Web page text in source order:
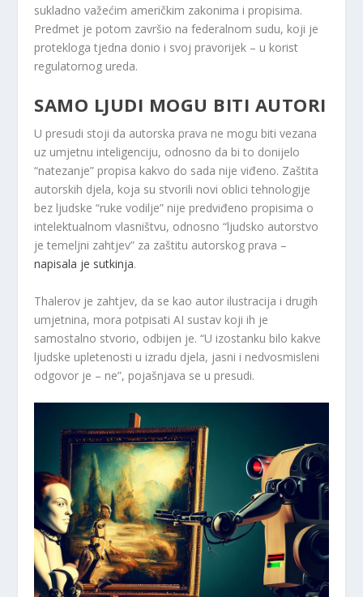
sukladno važećim američkim zakonima i propisima.
Predmet je potom završio na federalnom sudu, koji je
protekloga tjedna donio i svoj pravorijek – u korist
regulatornog ureda.
SAMO LJUDI MOGU BITI AUTORI
U presudi stoji da autorska prava ne mogu biti vezana
uz umjetnu inteligenciju, odnosno da bi to donijelo
“natezanje” propisa kakvo do sada nije viđeno. Zaštita
autorskih djela, koja su stvorili novi oblici tehnologije
bez ljudske “ruke vodilje” nije predviđeno propisima o
intelektualnom vlasništvu, odnosno “ljudsko autorstvo
je temeljni zahtjev” za zaštitu autorskog prava –
napisala je sutkinja.
Thalerov je zahtjev, da se kao autor ilustracija i drugih
umjetnina, mora potpisati AI sustav koji ih je
samostalno stvorio, odbijen je. “U izostanku bilo kakve
ljudske upletenosti u izradu djela, jasni i nedvosmisleni
odgovor je – ne”, pojašnjava se u presudi.